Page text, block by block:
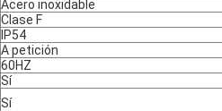
Acero inoxidable
Clase F
IP54
A petición
60HZ
Sí
Sí